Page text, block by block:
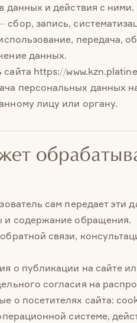
данных и действия с ними.
запись,
передача,
данных.
https://
персональных данных
лицу или органу.
сам передает эти
и содержание обращения.
связи,
о публикации на сайте
согласия на
о посетителях сайта:
системе,